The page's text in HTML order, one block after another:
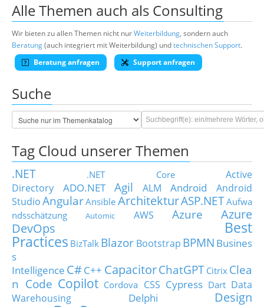
Alle Themen auch als Consulting
Wir bieten zu allen Themen nicht nurWeiterbildung, sondern auch
Beratung(auch integriert mit Weiterbildung) undtechnischen Support.
Beratung anfragen
Support anfragen
Suche
Tag Cloud unserer Themen
.NET .NET Core
Active
Directory
ADO.NET Agil ALM Android
Android
StudioAngularAnsible ArchitekturASP.NETAufwa
ndsschätzung
Automic AWS Azure
Azure
DevOps
Best
Practices BizTalk Blazor Bootstrap BPMN Busines
s
Intelligence C#C++ CapacitorChatGPT Citrix Clea
n Code Copilot Cordova CSS Cypress Dart Data
Warehousing
Delphi
Design